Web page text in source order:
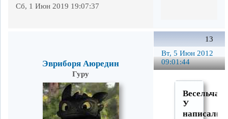
Сб, 1 Июн 2019 19:07:37
13
Вт, 5 Июн 2012
09:01:44
Эвриборя Аюредин
Гуру
Весельчак
У